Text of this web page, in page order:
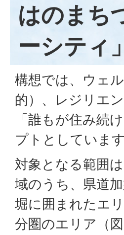
はのまち
ーシティ」
構想では、ウェ
的）、レジリエ
「誰もが住み続
プトとしています
対象となる範囲
域のうち、県道
堀に囲まれたエ
分圏のエリア（